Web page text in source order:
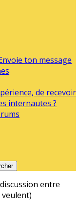
ton message
de recevoir
internautes ?
discussion entre
veulent)